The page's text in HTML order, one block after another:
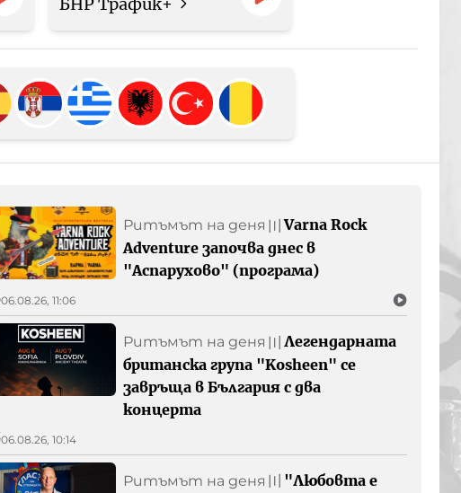
Ритъмът на деня 〣 Varna Rock
Adventure започва днес в
"Аспарухово" (програма)
06.08.26, 11:06
Ритъмът на деня 〣 Легендарната
британска група "Kosheen" се
завръща в България с два
концерта
06.08.26, 10:14
Ритъмът на деня 〣 "Любовта е